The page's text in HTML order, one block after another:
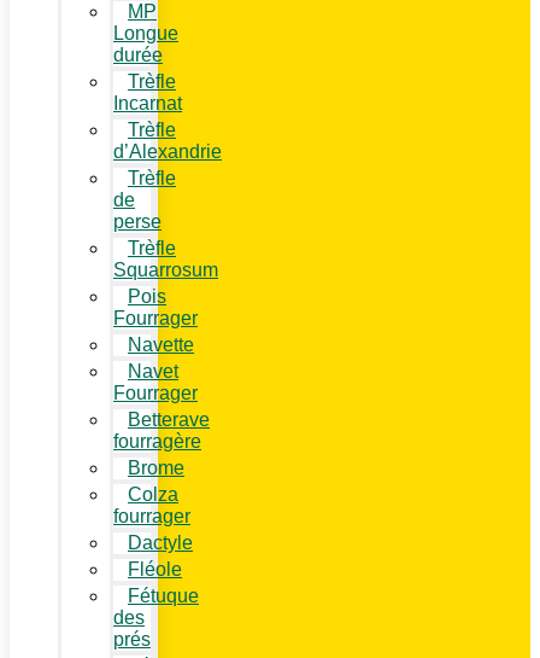
MP
Longue
durée
Trèfle
Incarnat
Trèfle
d’Alexandrie
Trèfle
de
perse
Trèfle
Squarrosum
Pois
Fourrager
Navette
Navet
Fourrager
Betterave
fourragère
Brome
Colza
fourrager
Dactyle
Fléole
Fétuque
des
prés